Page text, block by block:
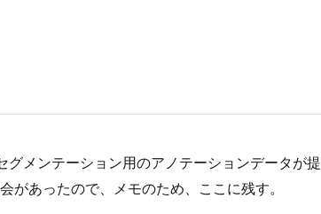
メンテーション用のアノテーションデータが提
あったので、メモのため、ここに残す。